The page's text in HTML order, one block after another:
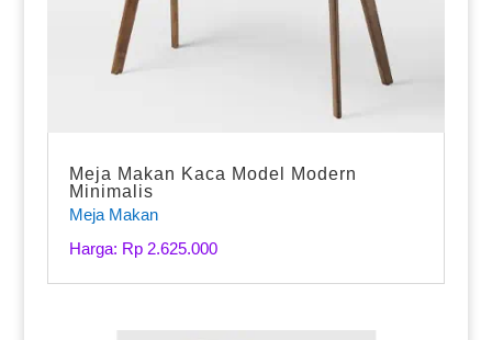
Meja Makan Kaca Model Modern
Minimalis
Meja Makan
Harga: Rp 2.625.000